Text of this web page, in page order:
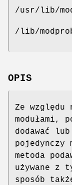
/usr/lib/
/lib/
OPIS
Ze względu
modułami,
dodawać
pojedynczy
metoda
używane z
sposób